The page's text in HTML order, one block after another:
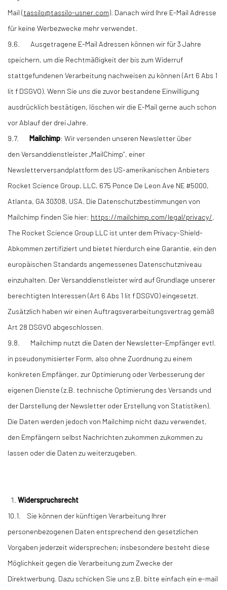
Mail (tassilo@tassilo-usner.com). Danach wird Ihre E-Mail Adresse
für keine Werbezwecke mehr verwendet.
9.6. Ausgetragene E-Mail Adressen können wir für 3 Jahre
speichern, um die Rechtmäßigkeit der bis zum Widerruf
stattgefundenen Verarbeitung nachweisen zu können (Art 6 Abs 1
lit f DSGVO). Wenn Sie uns die zuvor bestandene Einwilligung
ausdrücklich bestätigen, löschen wir die E-Mail gerne auch schon
vor Ablauf der drei Jahre.
9.7. Mailchimp: Wir versenden unseren Newsletter über
den Versanddienstleister „MailChimp“, einer
Newsletterversandplattform des US-amerikanischen Anbieters
Rocket Science Group, LLC, 675 Ponce De Leon Ave NE #5000,
Atlanta, GA 30308, USA. Die Datenschutzbestimmungen von
Mailchimp finden Sie hier: https://mailchimp.com/legal/privacy/
The Rocket Science Group LLC ist unter dem Privacy-Shield-
Abkommen zertifiziert und bietet hierdurch eine Garantie, ein den
europäischen Standards angemessenes Datenschutzniveau
einzuhalten. Der Versanddienstleister wird auf Grundlage unserer
berechtigten Interessen (Art 6 Abs 1 lit f DSGVO) eingesetzt.
Zusätzlich haben wir einen Auftragsverarbeitungsvertrag gemäß
Art 28 DSGVO abgeschlossen.
9.8. Mailchimp nutzt die Daten der Newsletter-Empfänger evtl.
in pseudonymisierter Form, also ohne Zuordnung zu einem
konkreten Empfänger, zur Optimierung oder Verbesserung der
eigenen Dienste (z.B. technische Optimierung des Versands und
der Darstellung der Newsletter oder Erstellung von Statistiken).
Die Daten werden jedoch von Mailchimp nicht dazu verwendet,
den Empfängern selbst Nachrichten zukommen zukommen zu
lassen oder die Daten zu weiterzugeben.
Widerspruchsrecht
10.1. Sie können der künftigen Verarbeitung Ihrer
personenbezogenen Daten entsprechend den gesetzlichen
Vorgaben jederzeit widersprechen; insbesondere besteht diese
Möglichkeit gegen die Verarbeitung zum Zwecke der
Direktwerbung. Dazu schicken Sie uns z.B. bitte einfach ein e-mail